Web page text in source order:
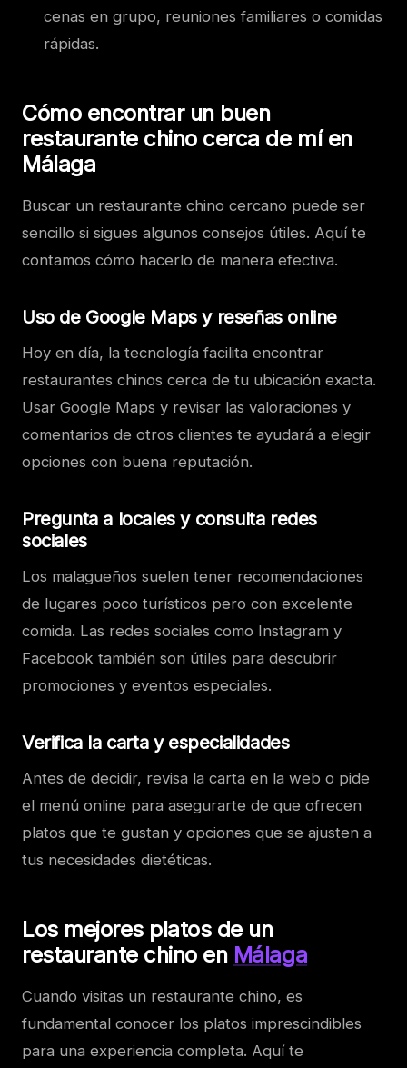
cenas en grupo, reuniones familiares o comidas
rápidas.
Cómo encontrar un buen
restaurante chino cerca de mí en
Málaga
Buscar un restaurante chino cercano puede ser
sencillo si sigues algunos consejos útiles. Aquí te
contamos cómo hacerlo de manera efectiva.
Uso de Google Maps y reseñas online
Hoy en día, la tecnología facilita encontrar
restaurantes chinos cerca de tu ubicación exacta.
Usar Google Maps y revisar las valoraciones y
comentarios de otros clientes te ayudará a elegir
opciones con buena reputación.
Pregunta a locales y consulta redes
sociales
Los malagueños suelen tener recomendaciones
de lugares poco turísticos pero con excelente
comida. Las redes sociales como Instagram y
Facebook también son útiles para descubrir
promociones y eventos especiales.
Verifica la carta y especialidades
Antes de decidir, revisa la carta en la web o pide
el menú online para asegurarte de que ofrecen
platos que te gustan y opciones que se ajusten a
tus necesidades dietéticas.
Los mejores platos de un
restaurante chino en Málaga
Cuando visitas un restaurante chino, es
fundamental conocer los platos imprescindibles
para una experiencia completa. Aquí te